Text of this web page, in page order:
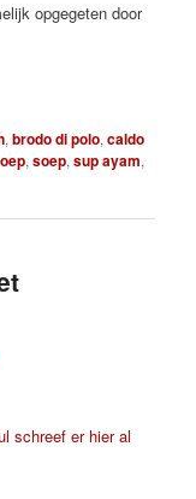
opgegeten door
,brodo di polo,caldo
,soep,sup ayam,
schreef er hier al